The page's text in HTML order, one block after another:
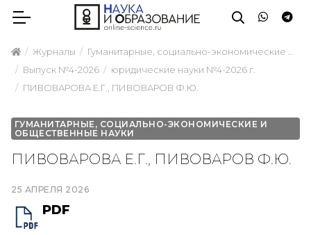
Журналы
Гуманитарные, социально-экономические и общественные науки
Выпуск №4-2026
юридические науки №4-2026 г.
ПИВОВАРОВА Е.Г., ПИВОВАРОВ Ф.Ю.
ГУМАНИТАРНЫЕ, СОЦИАЛЬНО-ЭКОНОМИЧЕСКИЕ И
ОБЩЕСТВЕННЫЕ НАУКИ
ПИВОВАРОВА Е.Г., ПИВОВАРОВ Ф.Ю.
25 АПРЕЛЯ 2026
PDF